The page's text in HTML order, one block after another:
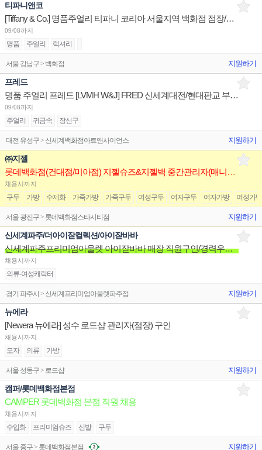
티파니앤코
[Tiffany & Co.] 명품주얼리 티파니 코리아 서울지역 백화점 점장/판매사원/오퍼레이션 채용
09/08까지
명품 주얼리 럭셔리
서울 강남구 > 백화점 지원하기
프레드
명품 주얼리 프레드 [LVMH W&J] FRED 신세계대전/현대판교 부점장~판매사원 채용
09/08까지
주얼리 귀금속 장신구
대전 유성구 > 신세계백화점아트앤사이언스 지원하기
㈜지젤
롯데백화점(건대점/미아점) 지젤슈즈&지젤백 중간관리자(매니저) 구인합니다
채용시까지
구두 가방 수제화 가죽가방 가죽구두 여성구두 여자구두 여자가방 여성가방
서울 광진구 > 롯데백화점스타시티점 지원하기
신세계파주/더아이잗컬렉션/아이잗바바
신세계파주프리미엄아울렛 아이잗바바 매장 직원구인/경력우대/분위기좋은매장/장기근무환영
채용시까지
의류-여성캐릭터
경기 파주시 > 신세계프리미엄아울렛파주점 지원하기
뉴에라
[Newera 뉴에라] 성수 로드샵 관리자(점장) 구인
채용시까지
모자 의류 가방
서울 성동구 > 로드샵 지원하기
캠퍼/롯데백화점본점
CAMPER 롯데백화점 본점 직원 채용
채용시까지
수입화 프리미엄슈즈 신발 구두
서울 중구 > 롯데백화점본점 지원하기